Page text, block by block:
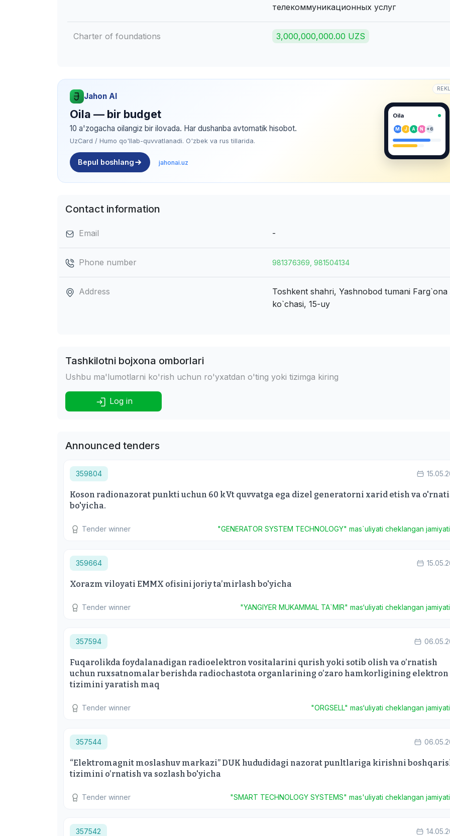
телекоммуникационных услуг
Charter of foundations 3,000,000,000.00 UZS
Jahon AI
Oila — bir budget
10 a'zogacha oilangiz bir ilovada. Har dushanba avtomatik hisobot.
UzCard / Humo qo'llab-quvvatlanadi. O'zbek va rus tillarida.
Bepul boshlang jahonai.uz
Oila
M J A N +6
Contact information
Email -
Phone number 981376369, 981504134
Address Toshkent shahri, Yashnobod tumani Farg`ona
ko`chasi, 15-uy
Tashkilotni bojxona omborlari
Ushbu ma'lumotlarni ko'rish uchun ro'yxatdan o'ting yoki tizimga kiring
Log in
Announced tenders
359804
Koson radionazorat punkti uchun 60 kVt quvvatga ega dizel generatorni xarid etish va
bo'yicha.
Tender winner "GENERATOR SYSTEM TECHNOLOGY" mas`uliyati cheklangan jamiyati
359664
Xorazm viloyati EMMX ofisini joriy ta’mirlash bo'yicha
Tender winner "YANGIYER MUKAMMAL TA`MIR" mas‘uliyati cheklangan jamiyati
357594
Fuqarolikda foydalanadigan radioelektron vositalarini qurish yoki sotib olish va o’rnatish
uchun ruxsatnomalar berishda radiochastota organlarining o’zaro hamkorligining elektron
tizimini yaratish maq
Tender winner "ORGSELL" mas‘uliyati cheklangan jamiyati
357544
“Elektromagnit moslashuv markazi” DUK hududidagi nazorat punltlariga kirishni
tizimini o’rnatish va sozlash bo'yicha
Tender winner "SMART TECHNOLOGY SYSTEMS" mas'uliyati cheklangan jamiyati
357542